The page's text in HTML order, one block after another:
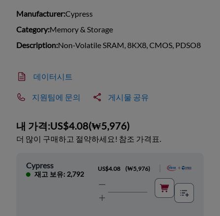
Manufacturer:Cypress
Category:Memory & Storage
Description:Non-Volatile SRAM, 8KX8, CMOS, PDSO8
데이터시트
지원팀에 문의 게시물 공유
내 가격:US$4.08(₩5,976)
더 많이 구매하고 절약하세요! 참조 가격표.
Cypress
재고 보유: 2,792
US$4.08 (₩5,976)